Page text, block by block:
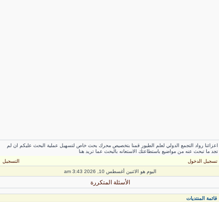
اعزائنا رواد التجمع الدولي لعلم الطيور قمنا بتخصيص محرك بحث خاص لتسهيل عملية البحث عليكم ان لم
تجد ما تبحث عنه من مواضيع باستطاعتك الاستعانه بالبحث عما تريد هنا
تسجيل الدخول
التسجيل
اليوم هو الاثنين أغسطس 10, 2026 3:43 am
الأسئلة المتكررة
قائمة المنتديات